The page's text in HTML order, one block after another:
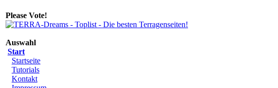
Please Vote!
Auswahl
Start
Startseite
Tutorials
Kontakt